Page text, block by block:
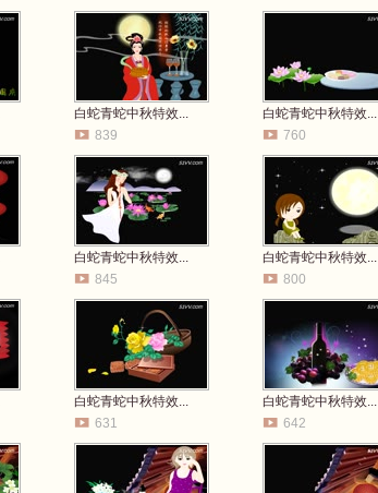
白蛇青蛇中秋特效...
839
白蛇青蛇中秋特效...
760
白蛇青蛇中秋特效...
845
白蛇青蛇中秋特效...
800
白蛇青蛇中秋特效...
631
白蛇青蛇中秋特效...
642